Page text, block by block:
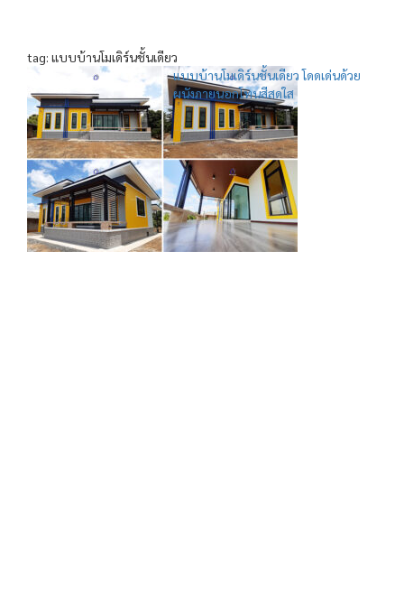
tag: แบบบ้านโมเดิร์นชั้นเดียว
แบบบ้านโมเดิร์นชั้นเดียว โดดเด่นด้วย
ผนังภายนอกโทนสีสดใส